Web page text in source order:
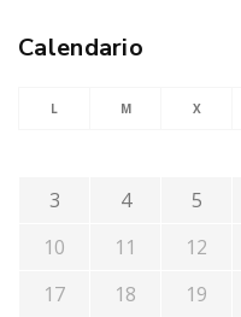
Calendario
L M X
3
4 5
10
11 12
17
18 19